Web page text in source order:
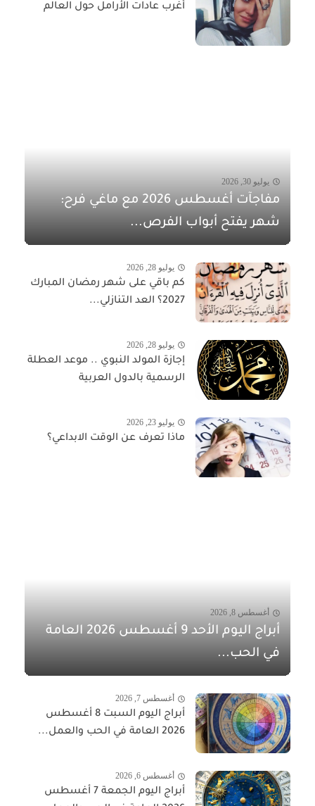
أغرب عادات الأرامل حول العالم
يوليو 30, 2026
مفاجآت أغسطس 2026 مع ماغي فرح:
شهر يفتح أبواب الفرص...
يوليو 28, 2026
كم باقي على شهر رمضان المبارك
2027؟ العد التنازلي...
يوليو 28, 2026
إجازة المولد النبوي .. موعد العطلة
الرسمية بالدول العربية
يوليو 23, 2026
ماذا تعرف عن الوقت الابداعي؟
أغسطس 8, 2026
أبراج اليوم الأحد 9 أغسطس 2026 العامة
في الحب...
أغسطس 7, 2026
أبراج اليوم السبت 8 أغسطس
2026 العامة في الحب والعمل...
أغسطس 6, 2026
أبراج اليوم الجمعة 7 أغسطس